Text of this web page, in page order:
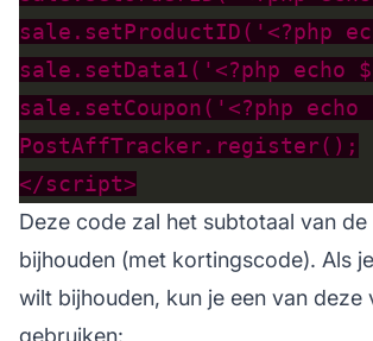
Deze code zal het subtotaal van de
bijhouden (met kortingscode). Als
wilt bijhouden, kun je een van deze
gebruiken: